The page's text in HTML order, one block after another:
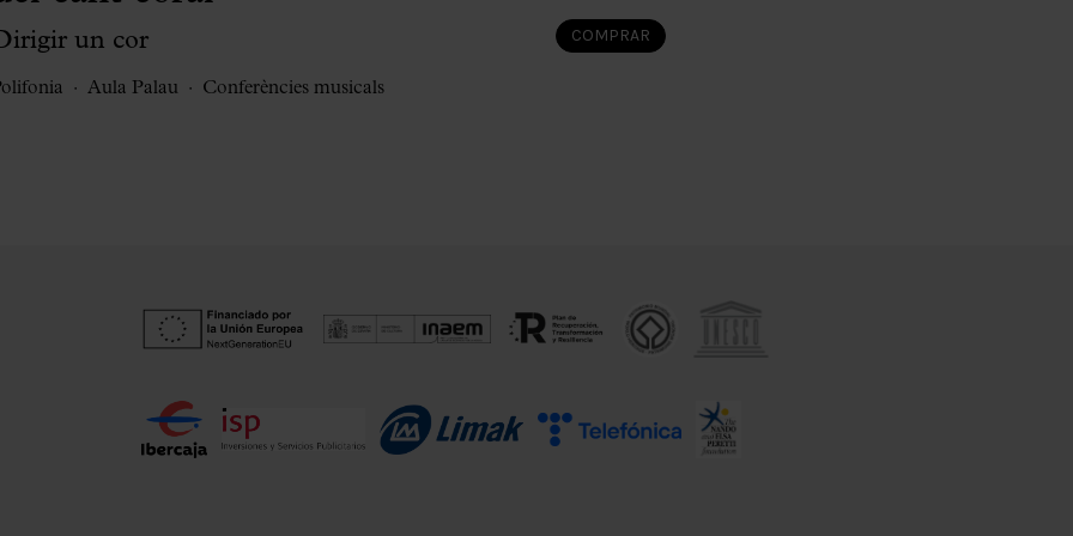
un cor
Aula Palau Conferències musicals
COMPRAR